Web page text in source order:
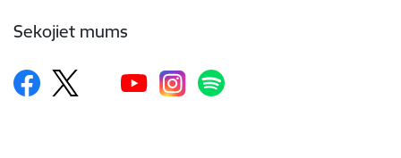
Sekojiet mums